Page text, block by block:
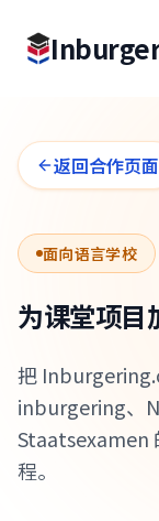
返回合作页面
面向语言学校
为课堂项目
把
inburgering、
Staatsexamen
程。